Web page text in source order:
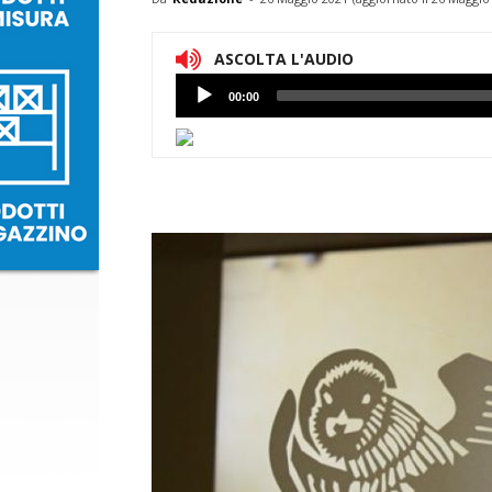
ASCOLTA L'AUDIO
Lettore
Audio
00:00